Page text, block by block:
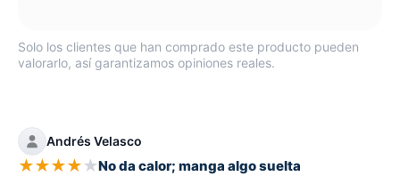
Solo los clientes que han comprado este producto pueden
valorarlo, así garantizamos opiniones reales.
Andrés Velasco
★★★★★No da calor; manga algo suelta